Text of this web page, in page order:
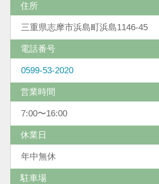
住所
三重県志摩市浜島町浜島1146-45
電話番号
0599-53-2020
営業時間
7:00〜16:00
休業日
年中無休
駐車場